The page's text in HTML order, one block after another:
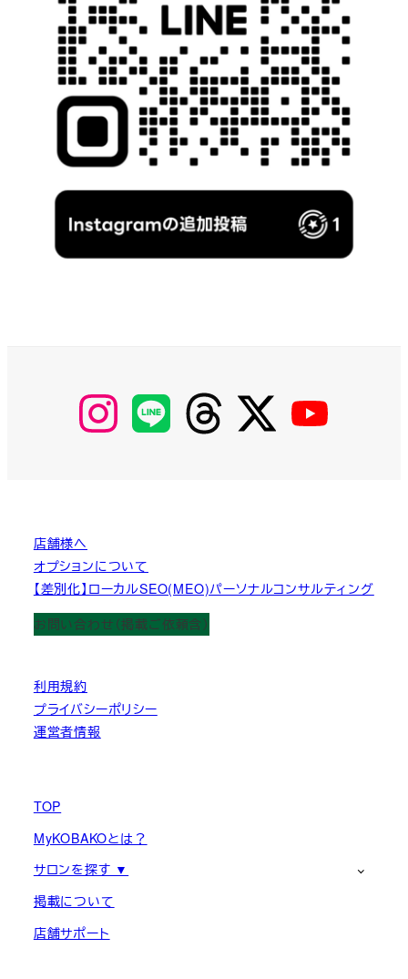
【Instagram】
MyKOBAKO
【LINE】 【threads】 【Twitter】
店舗様へ
オプションについて
【差別化】ローカルSEO(MEO)パーソナルコンサルティング
お問い合わせ（掲載ご依頼含）
利用規約
プライバシーポリシー
運営者情報
TOP
MyKOBAKOとは？
サロンを探す ▼
掲載について
店舗サポート